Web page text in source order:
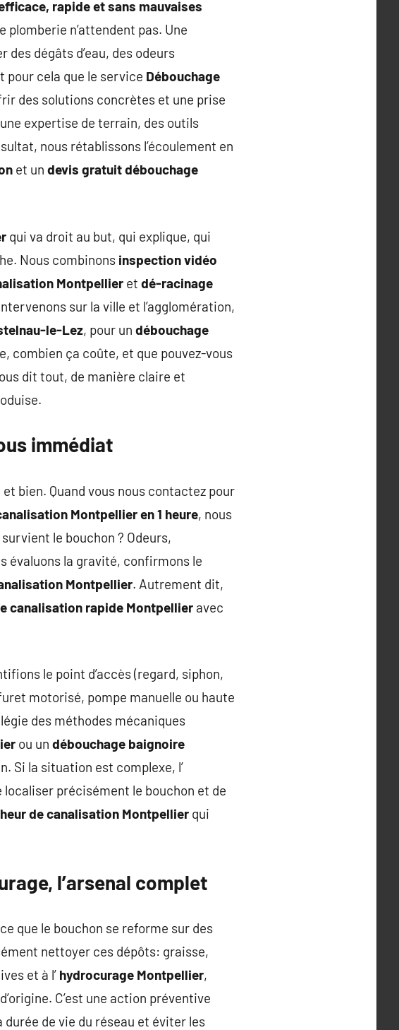
rapide et sans mauvaises
plomberie n’attendent pas. Une
dégâts d’eau, des odeurs
pour cela que le service Débouchage
des solutions concrètes et une prise
expertise de terrain, des outils
nous rétablissons l’écoulement en
et un devis gratuit débouchage
qui va droit au but, qui explique, qui
Nous combinons inspection vidéo
Montpellier et dé-racinage
sur la ville et l’agglomération,
le-Lez, pour un débouchage
combien ça coûte, et que pouvez-vous
dit tout, de manière claire et
immédiat
bien. Quand vous nous contactez pour
Montpellier en 1 heure, nous
le bouchon ? Odeurs,
évaluons la gravité, confirmons le
Montpellier. Autrement dit,
canalisation rapide Montpellier avec
le point d’accès (regard, siphon,
motorisé, pompe manuelle ou haute
des méthodes mécaniques
ou un débouchage baignoire
Si la situation est complexe, l’
localiser précisément le bouchon et de
de canalisation Montpellier qui
l’arsenal complet
que le bouchon se reforme sur des
nettoyer ces dépôts: graisse,
et à l’ hydrocurage Montpellier,
C’est une action préventive
durée de vie du réseau et éviter les